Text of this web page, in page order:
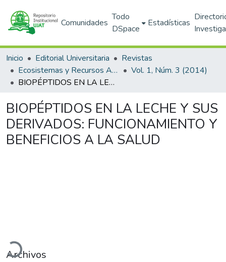
Comunidades
Todo
DSpace
Estadísticas
Inicio Editorial Universitaria
Revistas
Ecosistemas y Recursos Agropecuarios
Vol. 1, Núm. 3 (2014)
BIOPÉPTIDOS EN LA LECHE Y SUS DERIVADOS: FUNCIONAMIENTO Y BENEFICIOS A LA SALUD
BIOPÉPTIDOS EN LA LECHE Y SUS
DERIVADOS: FUNCIONAMIENTO Y
BENEFICIOS A LA SALUD
Archivos